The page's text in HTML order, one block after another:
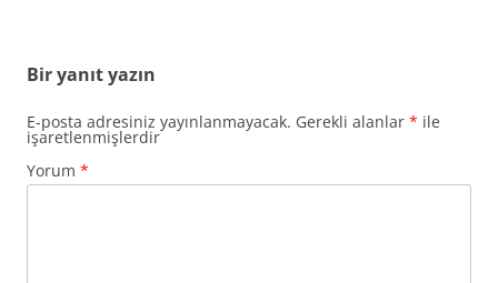
Bir yanıt yazın
E-posta adresiniz yayınlanmayacak. Gerekli alanlar * ile
işaretlenmişlerdir
Yorum *